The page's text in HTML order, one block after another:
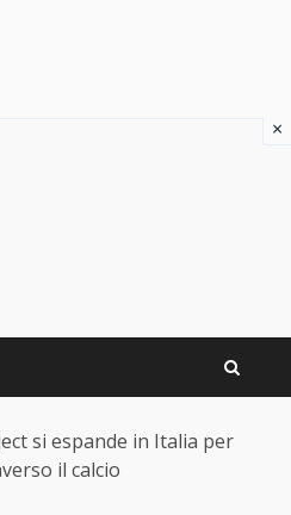
si espande in Italia per
il calcio
×